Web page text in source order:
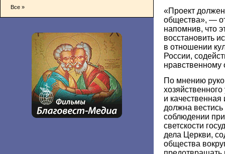
Все »
«Проект
общества», ―
напомнив, что
восстановить
в отношении
России,
нравственному
По мнению
и
должна
соблюдении
светскости
дела Церкви,
общества